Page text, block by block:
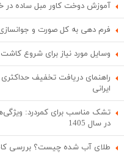
آموزش دوخت کاور مبل ساده در
فرم دهی به کل صورت و
وسایل مورد نیاز برای شروع کاشت
راهنمای دریافت تخفیف
ایرانی
تشک مناسب برای کمردرد:
در سال 1405
طلای آب شده چیست؟ بررسی